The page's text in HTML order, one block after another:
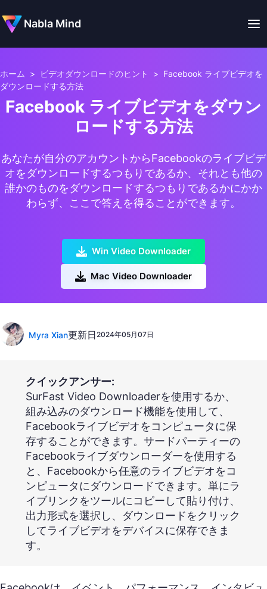
Nabla Mind
ホーム > ビデオダウンロードのヒント > Facebook ライブビデオを
ダウンロードする方法
Facebook ライブビデオをダウン
ロードする方法
あなたが自分のアカウントからFacebookのライブビデ
オをダウンロードするつもりであるか、それとも他の
誰かのものをダウンロードするつもりであるかにかか
わらず、ここで答えを得ることができます。
Win Video Downloader
Mac Video Downloader
Myra Xian更新日2024年05月07日
クイックアンサー:
SurFast Video Downloaderを使用するか、
組み込みのダウンロード機能を使用して、
Facebookライブビデオをコンピュータに保
存することができます。サードパーティーの
Facebookライブダウンローダーを使用する
と、Facebookから任意のライブビデオをコ
ンピュータにダウンロードできます。単にラ
イブリンクをツールにコピーして貼り付け、
出力形式を選択し、ダウンロードをクリック
してライブビデオをデバイスに保存できま
す。